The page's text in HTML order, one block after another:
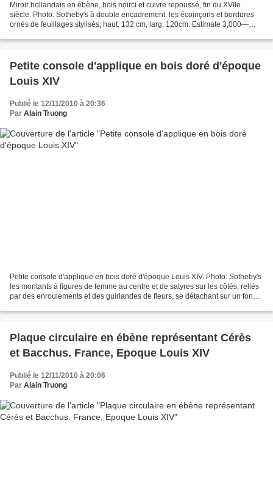
Miroir hollandais en ébène, bois noirci et cuivre repoussé, fin du XVIIe
siècle. Photo: Sotheby's à double encadrement, les écoinçons et bordures
ornés de feuillages stylisés; haut. 132 cm, larg. 120cm. Estimate 3,000—
Petite console d'applique en bois doré d'époque
Louis XIV
Publié le 12/11/2010 à 20:36
Par Alain Truong
Petite console d'applique en bois doré d'époque Louis XIV. Photo: Sotheby's
les montants à figures de femme au centre et de satyres sur les côtés, reliés
par des enroulements et des guirlandes de fleurs, se détachant sur un fond
Plaque circulaire en ébène représentant Cérès
et Bacchus. France, Epoque Louis XIV
Publié le 12/11/2010 à 20:06
Par Alain Truong